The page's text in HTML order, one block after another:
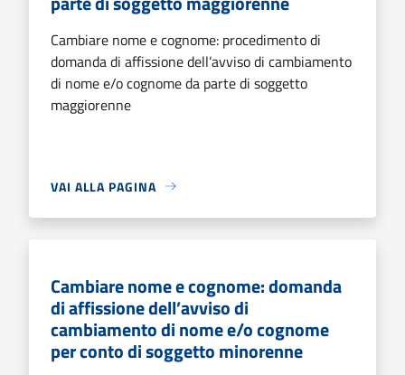
Cambiare nome e cognome: procedimento di
domanda di affissione dell’avviso di cambiamento
di nome e/o cognome da parte di soggetto
maggiorenne
VAI ALLA PAGINA
Cambiare nome e cognome: domanda
di affissione dell’avviso di
cambiamento di nome e/o cognome
per conto di soggetto minorenne